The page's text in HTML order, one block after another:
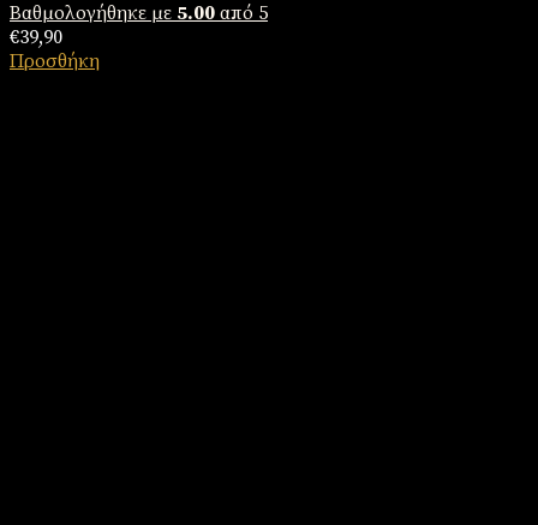
Βαθμολογήθηκε με 5.00 από 5
€39,90
Προσθήκη